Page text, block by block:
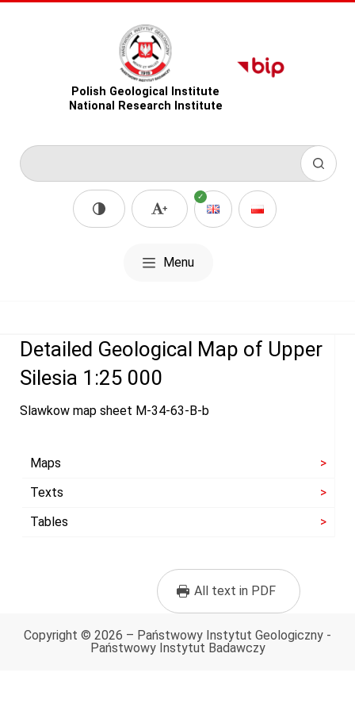
Polish Geological Institute
National Research Institute
Menu
Detailed Geological Map of Upper
Silesia 1:25 000
Slawkow map sheet M-34-63-B-b
Maps
Texts
Tables
All text in PDF
Copyright © 2026 – Państwowy Instytut Geologiczny -
Państwowy Instytut Badawczy